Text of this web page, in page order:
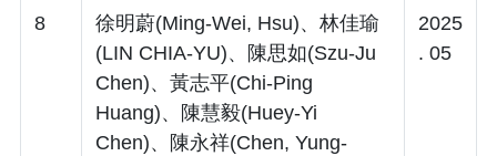
8
徐明蔚(Ming-Wei, Hsu)、林佳瑜
(LIN CHIA-YU)、陳思如(Szu-Ju
Chen)、黃志平(Chi-Ping
Huang)、陳慧毅(Huey-Yi
Chen)、陳永祥(Chen, Yung-
2025
. 05